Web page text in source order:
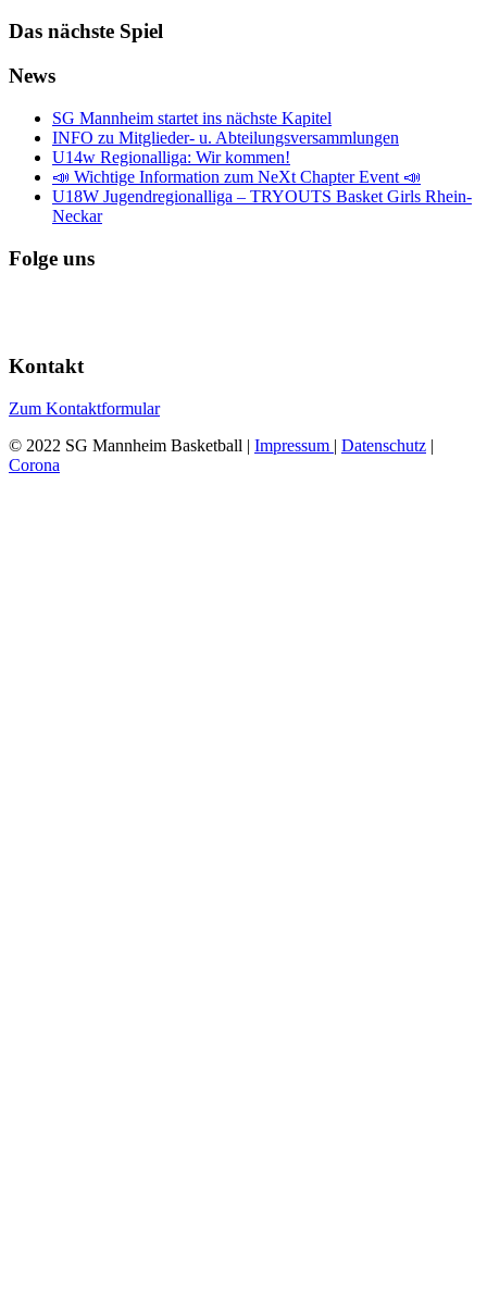
Das nächste Spiel
News
SG Mannheim startet ins nächste Kapitel
INFO zu Mitglieder- u. Abteilungsversammlungen
U14w Regionalliga: Wir kommen!
📣 Wichtige Information zum NeXt Chapter Event 📣
U18W Jugendregionalliga – TRYOUTS Basket Girls Rhein-
Neckar
Folge uns
Kontakt
Zum Kontaktformular
© 2022 SG Mannheim Basketball | Impressum | Datenschutz |
Corona